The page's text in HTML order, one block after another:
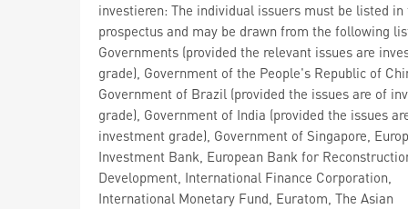
investieren: The individual issuers must be listed in
prospectus and may be drawn from the following
Governments (provided the relevant issues are
grade), Government of the People's Republic of
Government of Brazil (provided the issues are of
grade), Government of India (provided the issues
investment grade), Government of Singapore,
Investment Bank, European Bank for
Development, International Finance Corporation,
International Monetary Fund, Euratom, The Asian